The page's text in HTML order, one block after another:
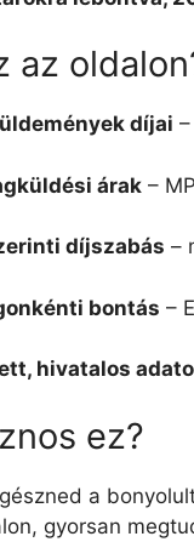
az
díjai
árak –
díjszabás –
bontás –
hivatalos
ez?
a
gyorsan